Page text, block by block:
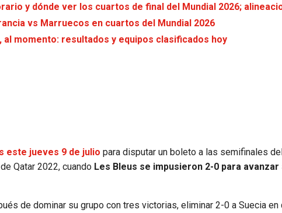
y dónde ver los cuartos de final del Mundial 2026;
vs Marruecos en cuartos del Mundial 2026
al momento: resultados y equipos clasificados hoy
este jueves 9 de julio para disputar un boleto a las semifinales
Qatar 2022, cuando Les Bleus se impusieron 2-0 para
de dominar su grupo con tres victorias, eliminar 2-0 a Suecia